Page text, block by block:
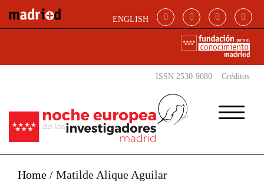
ENGLISH
ISSN 2530-9080 Créditos
Home / Matilde Alique Aguilar